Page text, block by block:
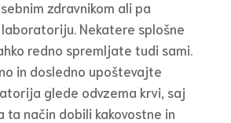
zdravnikom ali pa
Nekatere splošne
redno spremljate tudi sami.
in dosledno upoštevajte
glede odvzema krvi, saj
ta način dobili kakovostne in